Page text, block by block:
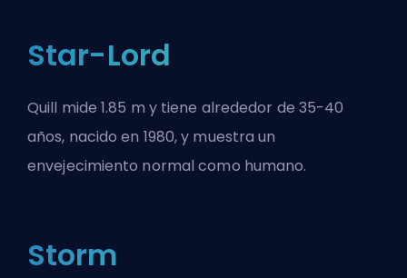
Star-Lord
Quill mide 1.85 m y tiene alrededor de 35-40
años, nacido en 1980, y muestra un
envejecimiento normal como humano.
Storm